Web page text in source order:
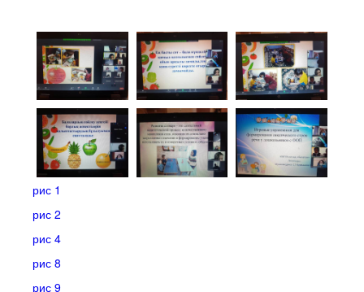
рис 1
рис 2
рис 4
рис 8
рис 9